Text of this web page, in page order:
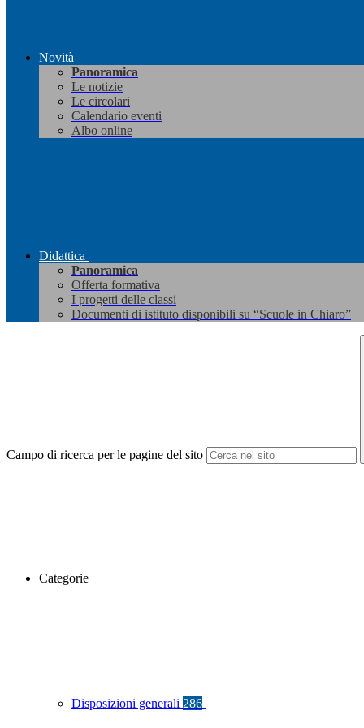
Novità
Panoramica
Le notizie
Le circolari
Calendario eventi
Albo online
Didattica
Panoramica
Offerta formativa
I progetti delle classi
Documenti di istituto disponibili su “Scuole in Chiaro”
Campo di ricerca per le pagine del sito
Categorie
Disposizioni generali 286